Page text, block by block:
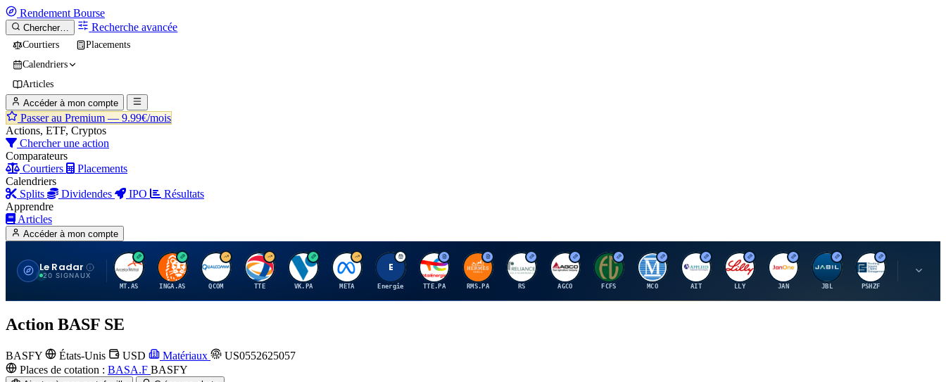
Rendement Bourse
Chercher… Recherche avancée
Courtiers
Placements
Calendriers
Articles
Accéder à mon compte
Passer au Premium — 9.99€/mois
Actions, ETF, Cryptos
Chercher une action
Comparateurs
Courtiers
Placements
Calendriers
Splits
Dividendes IPO
Résultats
Apprendre
Articles
Accéder à mon compte
Le Radar
20 SIGNAUX
A
MT.AS
I
INGA.AS
Q
QCOM
T
TTE
V
VK.PA
M
META
E
Energie
T
TTE.PA
H
RMS.PA
R
RS
A
AGCO
F
FCFS
M
MCO
A
AIT
E
LLY
J
JAN
J
JBL
P
PSHZF
O
Action BASF SE
BASFY États-Unis USD Matériaux
US0552625057
Places de cotation : BASA.F BASFY